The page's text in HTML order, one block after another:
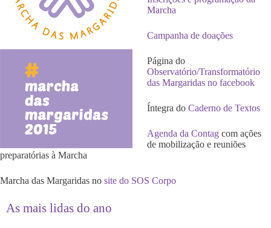
Marcha
Campanha de doações
Página do
Observatório/Transformatório
das Margaridas no facebook
Íntegra do Caderno de Textos
Agenda da Contag com ações
de mobilização e reuniões
preparatórias à Marcha
Marcha das Margaridas no site do SOS Corpo
As mais lidas do ano